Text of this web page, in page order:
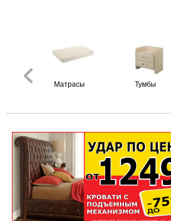
Матрасы Тумбы